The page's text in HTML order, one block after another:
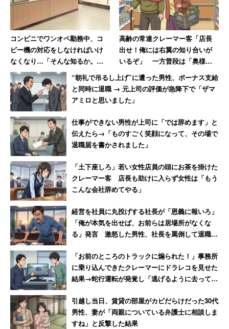
は問題なく伝わるのですが、非言語情報（身振り手振り、
アイコンタクト、うなずきなど）が減少することによっ
て、感情や気持ちが伝わりにくいことがわかっています。
そのために、結果として信頼関係がなかなかうまく築けな
いままでいる可能性が高いのです。
人は得た情報が信頼に足るものかどうかを、その情報の内
容だけではなく、どこからその情報を得たのかによっても
判断します。信頼できていない相手からの情報は信頼しな
いということです。そういう状態で「内定ブルー」に対抗
しようと情報提供を頑張っても、効果はあまりありませ
ん。
このような認識になれば、採用担当者の皆さんが何をすれ
ばよいのかは明白でしょう。オンライン採用によって完全
には構築できなかった信頼関係を、改めて作り直せばよい
のです。
内定者の期間に「信頼関係」の強化を
すべきこと自体は、そんなに難しいことではありません。
採用担当者や既存社員と内定者とがコミュニケーションす
コンビニでワンオペ勤務中、コ
ピー機の対応をしなければいけ
なくなり…「そんな知るか。早
よしろや」と客に言われた男性
店員
高齢の常連クレーマー客「店長
出せ！俺には右翼の知り合いが
いるぞ」 一方普段は「奥様と
一緒だと大人しく買い物」
“朝礼で吊るし上げ”に遭った男性、ボーナス支給
と同時に退職 → 元上司の評価が急降下で「ザマ
アミロと思いました」
仕事ができない男性が上司に「では辞めます」と
伝えたら→「ものすごく笑顔になって、その場で
退職届を書かされました」
「土下座しろ」若い女性店員の頭にお茶を掛けた
クレーマー客 店長も助けに入らず女性は「もう
こんな会社辞めてやる」
経営を社員に丸投げする社長が「恩義に報いろ」
「俺が本気を出せば、お前らは居場所がなくな
る」発言 激怒した男性、社長を罵倒して退職
「お前のところのトラックに煽られた！」事務所
に乗り込んできたクレーマーにドラレコを見せた
結果→蛇行運転が発覚し「逃げるように去ってい
引越し当日、賃貸の部屋がカビだらけだった30代
男性、妻が「両親についている弁護士に相談しま
すね」と反撃した結果